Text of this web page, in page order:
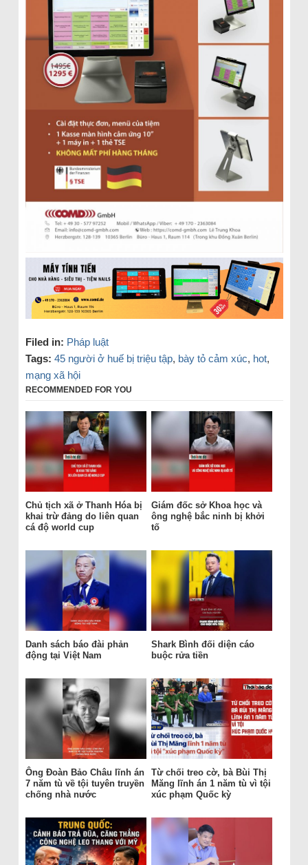
Filed in: Pháp luật
Tags: 45 người ở huế bị triệu tập, bày tỏ cảm xúc, hot,
mạng xã hội
RECOMMENDED FOR YOU
Chủ tịch xã ở Thanh Hóa bị
khai trừ đảng do liên quan
cá độ world cup
Giám đốc sở Khoa học và
ông nghệ bắc ninh bị khởi
tố
Danh sách báo đài phản
động tại Việt Nam
Shark Bình đối diện cáo
buộc rửa tiền
Ông Đoàn Bảo Châu lĩnh án
7 năm tù về tội tuyên truyền
chống nhà nước
Từ chối treo cờ, bà Bùi Thị
Măng lĩnh án 1 năm tù vì tội
xúc phạm Quốc kỳ